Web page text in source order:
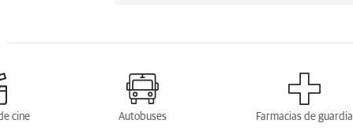
cine Autobuses Farmacias de guardia